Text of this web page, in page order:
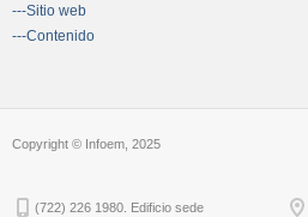
---Sitio web
---Contenido
Copyright © Infoem, 2025
(722) 226 1980. Edificio sede